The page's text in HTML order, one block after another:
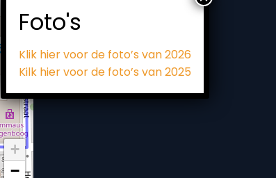
Foto's
Klik hier voor de foto’s van 2026
Kilk hier voor de foto’s van 2025